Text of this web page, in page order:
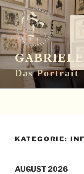
Zum
Inhalt
springen
Das Portrait
KATEGORIE:
AUGUST 2026